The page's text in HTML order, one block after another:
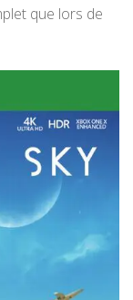
que lors de